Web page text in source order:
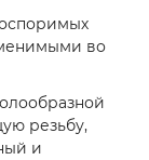
во
резьбу,
и